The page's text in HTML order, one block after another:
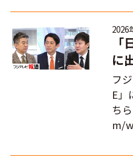
2026
に
フ
E」
ち
m/